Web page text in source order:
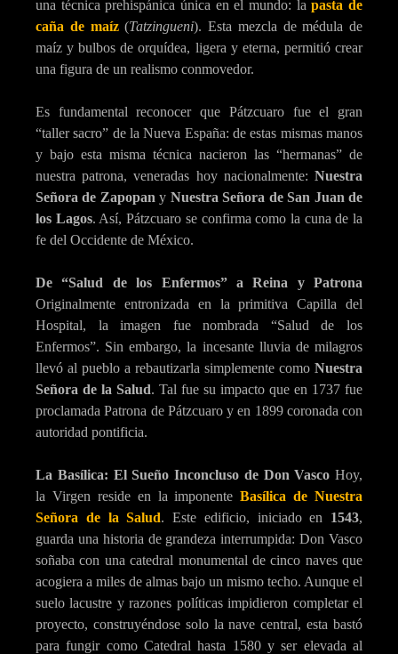
una técnica prehispánica única en el mundo: lapasta de
caña de maíz(Tatzingueni). Esta mezcla de médula de
maíz y bulbos de orquídea, ligera y eterna, permitió crear
una figura de un realismo conmovedor.
Es fundamental reconocer que Pátzcuaro fue el gran
“taller sacro” de la Nueva España: de estas mismas manos
y bajo esta misma técnica nacieron las “hermanas” de
nuestra patrona, veneradas hoy nacionalmente: Nuestra
Señora de Zapopan y Nuestra Señora de San Juan de
los Lagos. Así, Pátzcuaro se confirma como la cuna de la
fe del Occidente de México.
De “Salud de los Enfermos” a Reina y Patrona
Originalmente entronizada en la primitiva Capilla del
Hospital, la imagen fue nombrada “Salud de los
Enfermos”. Sin embargo, la incesante lluvia de milagros
llevó al pueblo a rebautizarla simplemente como Nuestra
Señora de la Salud. Tal fue su impacto que en 1737 fue
proclamada Patrona de Pátzcuaro y en 1899 coronada con
autoridad pontificia.
La Basílica: El Sueño Inconcluso de Don Vasco Hoy,
la Virgen reside en la imponenteBasílica de Nuestra
Señora de la Salud. Este edificio, iniciado en 1543,
guarda una historia de grandeza interrumpida: Don Vasco
soñaba con una catedral monumental de cinco naves que
acogiera a miles de almas bajo un mismo techo. Aunque el
suelo lacustre y razones políticas impidieron completar el
proyecto, construyéndose solo la nave central, esta bastó
para fungir como Catedral hasta 1580 y ser elevada al